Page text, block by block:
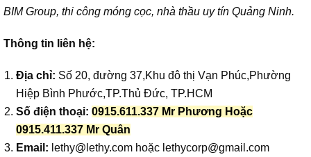
BIM Group, thi công móng cọc, nhà thầu uy tín Quảng Ninh.
Thông tin liên hệ:
Địa chỉ: Số 20, đường 37,Khu đô thị Vạn Phúc,Phường
Hiệp Bình Phước,TP.Thủ Đức, TP.HCM
Số điện thoại: 0915.611.337 Mr Phương Hoặc
0915.411.337 Mr Quân
Email: lethy@lethy.com hoặc lethycorp@gmail.com